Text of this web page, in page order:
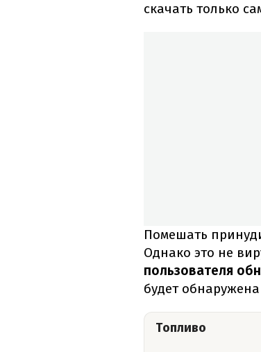
скачать только
Помешать
Однако это не
пользователя
будет
Топливо